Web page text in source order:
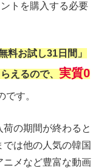
トを購入する必要
料お試し31日間」
えるので、 実質0
です。
の期間が終わると
は他の人気の韓国
ニメなど豊富な動画